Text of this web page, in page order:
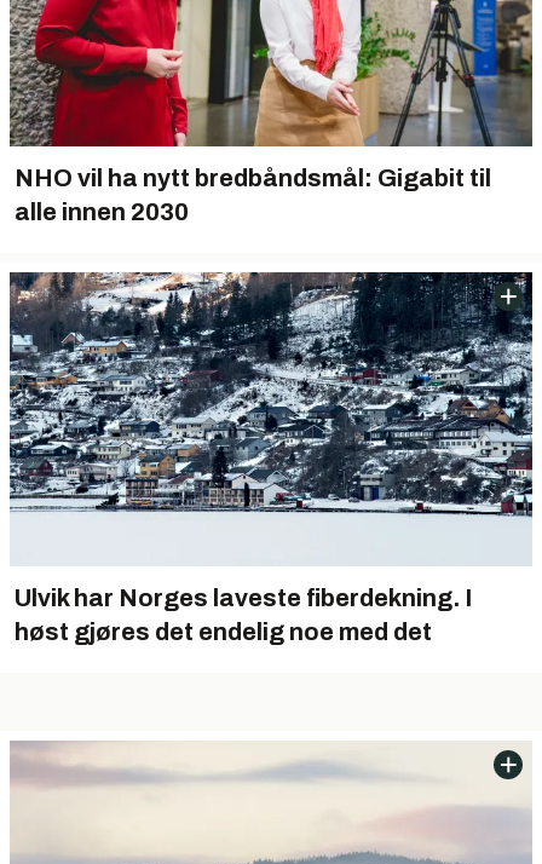
NHO vil ha nytt bredbåndsmål: Gigabit til
alle innen 2030
Ulvik har Norges laveste fiberdekning. I
høst gjøres det endelig noe med det